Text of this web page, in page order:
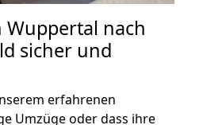
Wuppertal nach
sicher und
erfahrenen
Umzüge oder dass ihre